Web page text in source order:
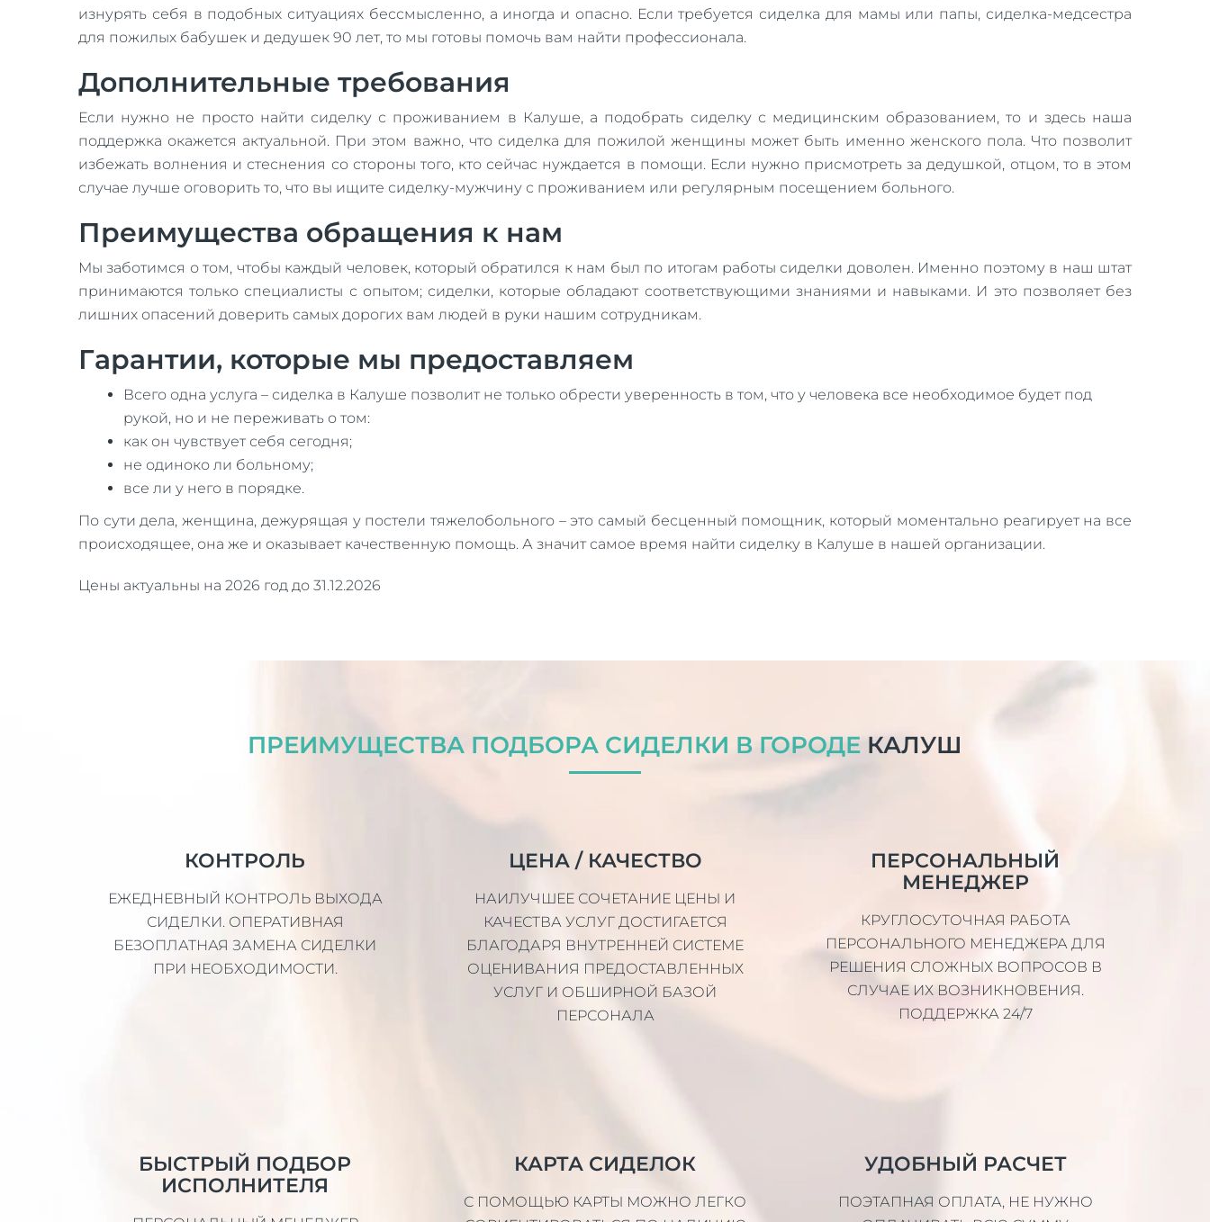
изнурять себя в подобных ситуациях бессмысленно, а иногда и опасно. Если требуется сиделка для мамы или папы, сиделка-медсестра
для пожилых бабушек и дедушек 90 лет, то мы готовы помочь вам найти профессионала.
Дополнительные требования
Если нужно не просто найти сиделку с проживанием в Калуше, а подобрать сиделку с медицинским образованием, то и здесь наша
поддержка окажется актуальной. При этом важно, что сиделка для пожилой женщины может быть именно женского пола. Что позволит
избежать волнения и стеснения со стороны того, кто сейчас нуждается в помощи. Если нужно присмотреть за дедушкой, отцом, то в этом
случае лучше оговорить то, что вы ищите сиделку-мужчину с проживанием или регулярным посещением больного.
Преимущества обращения к нам
Мы заботимся о том, чтобы каждый человек, который обратился к нам был по итогам работы сиделки доволен. Именно поэтому в наш штат
принимаются только специалисты с опытом; сиделки, которые обладают соответствующими знаниями и навыками. И это позволяет без
лишних опасений доверить самых дорогих вам людей в руки нашим сотрудникам.
Гарантии, которые мы предоставляем
Всего одна услуга – сиделка в Калуше позволит не только обрести уверенность в том, что у человека все необходимое будет под
рукой, но и не переживать о том:
как он чувствует себя сегодня;
не одиноко ли больному;
все ли у него в порядке.
По сути дела, женщина, дежурящая у постели тяжелобольного – это самый бесценный помощник, который моментально реагирует на все
происходящее, она же и оказывает качественную помощь. А значит самое время найти сиделку в Калуше в нашей организации.
Цены актуальны на 2026 год до 31.12.2026
ПРЕИМУЩЕСТВА ПОДБОРА СИДЕЛКИ В ГОРОДЕ КАЛУШ
КОНТРОЛЬ
ЕЖЕДНЕВНЫЙ КОНТРОЛЬ ВЫХОДА
СИДЕЛКИ. ОПЕРАТИВНАЯ
БЕЗОПЛАТНАЯ ЗАМЕНА СИДЕЛКИ
ПРИ НЕОБХОДИМОСТИ.
ЦЕНА / КАЧЕСТВО
НАИЛУЧШЕЕ СОЧЕТАНИЕ ЦЕНЫ И
КАЧЕСТВА УСЛУГ ДОСТИГАЕТСЯ
БЛАГОДАРЯ ВНУТРЕННЕЙ СИСТЕМЕ
ОЦЕНИВАНИЯ ПРЕДОСТАВЛЕННЫХ
УСЛУГ И ОБШИРНОЙ БАЗОЙ
ПЕРСОНАЛА
ПЕРСОНАЛЬНЫЙ
МЕНЕДЖЕР
КРУГЛОСУТОЧНАЯ РАБОТА
ПЕРСОНАЛЬНОГО МЕНЕДЖЕРА ДЛЯ
РЕШЕНИЯ СЛОЖНЫХ ВОПРОСОВ В
СЛУЧАЕ ИХ ВОЗНИКНОВЕНИЯ.
ПОДДЕРЖКА 24/7
БЫСТРЫЙ ПОДБОР
ИСПОЛНИТЕЛЯ
КАРТА СИДЕЛОК
С ПОМОЩЬЮ КАРТЫ МОЖНО ЛЕГКО
УДОБНЫЙ РАСЧЕТ
ПОЭТАПНАЯ ОПЛАТА, НЕ НУЖНО